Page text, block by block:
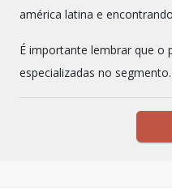
américa latina e
É importante lembrar que o
especializadas no